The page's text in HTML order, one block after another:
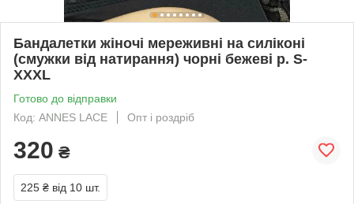
Бандалетки жіночі мереживні на силіконі
(смужки від натирання) чорні бежеві р. S-
XXXL
Готово до відправки
Код: ANNES LACE
Опт і роздріб
320 ₴
225 ₴ від 10 шт.